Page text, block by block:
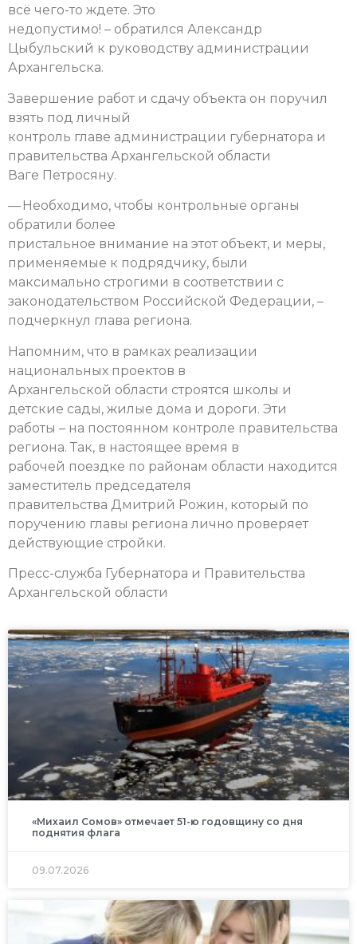
всё чего-то ждете. Это
недопустимо! – обратился Александр
Цыбульский к руководству администрации
Архангельска.
Завершение работ и сдачу объекта он поручил
взять под личный
контроль главе администрации губернатора и
правительства Архангельской области
Ваге Петросяну.
— Необходимо, чтобы контрольные органы
обратили более
пристальное внимание на этот объект, и меры,
применяемые к подрядчику, были
максимально строгими в соответствии с
законодательством Российской Федерации, –
подчеркнул глава региона.
Напомним, что в рамках реализации
национальных проектов в
Архангельской области строятся школы и
детские сады, жилые дома и дороги. Эти
работы – на постоянном контроле правительства
региона. Так, в настоящее время в
рабочей поездке по районам области находится
заместитель председателя
правительства Дмитрий Рожин, который по
поручению главы региона лично проверяет
действующие стройки.
Пресс-служба Губернатора и Правительства
Архангельской области
«Михаил Сомов» отмечает 51-ю годовщину со дня
поднятия флага
09.07.2026